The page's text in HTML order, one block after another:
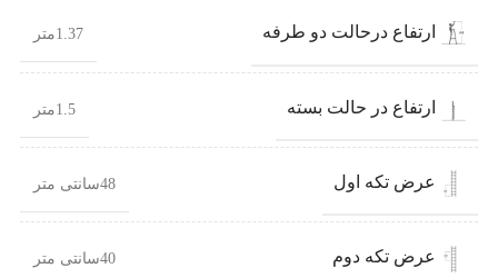
ارتفاع درحالت دو طرفه 1.37متر
ارتفاع در حالت بسته 1.5متر
عرض تکه اول 48سانتی متر
عرض تکه دوم 40سانتی متر